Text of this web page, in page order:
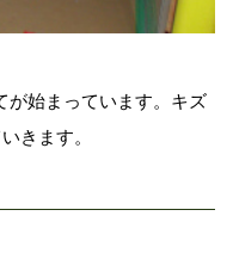
が始まっています。キズ
きます。